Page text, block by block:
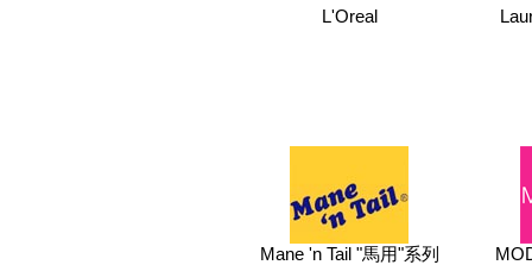
L'Oreal
Mane 'n Tail "馬用"系列